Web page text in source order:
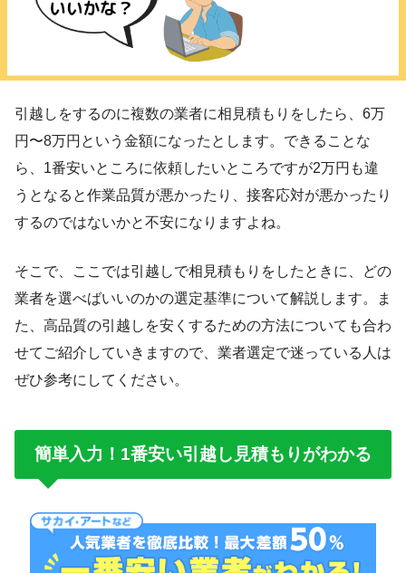
引越しをするのに複数の業者に相見積もりをしたら、6万
円〜8万円という金額になったとします。できることな
ら、1番安いところに依頼したいところですが2万円も違
うとなると作業品質が悪かったり、接客応対が悪かったり
するのではないかと不安になりますよね。
そこで、ここでは引越しで相見積もりをしたときに、どの
業者を選べばいいのかの選定基準について解説します。ま
た、高品質の引越しを安くするための方法についても合わ
せてご紹介していきますので、業者選定で迷っている人は
ぜひ参考にしてください。
簡単入力！1番安い引越し見積もりがわかる